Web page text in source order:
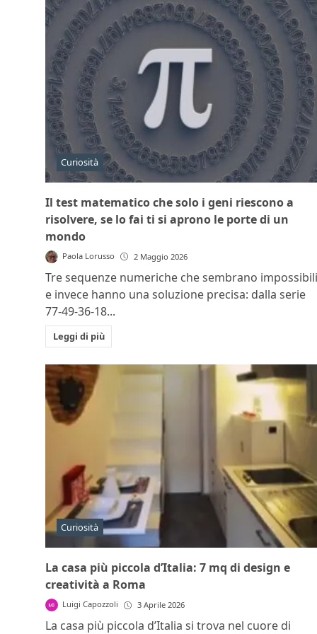
Curiosità
Il test matematico che solo i geni riescono a
risolvere, se lo fai ti si aprono le porte di un
mondo
Paola Lorusso 2 Maggio 2026
Tre sequenze numeriche che sembrano impossibili
e invece hanno una soluzione precisa: dalla serie
77-49-36-18...
Leggi di più
Curiosità
La casa più piccola d’Italia: 7 mq di design e
creatività a Roma
Luigi Capozzoli 3 Aprile 2026
La casa più piccola d’Italia si trova nel cuore di